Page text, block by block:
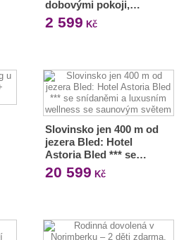
dobovými pokoji,…
2 599 Kč
Slovinsko jen 400 m od
jezera Bled: Hotel
Astoria Bled *** se…
20 599 Kč